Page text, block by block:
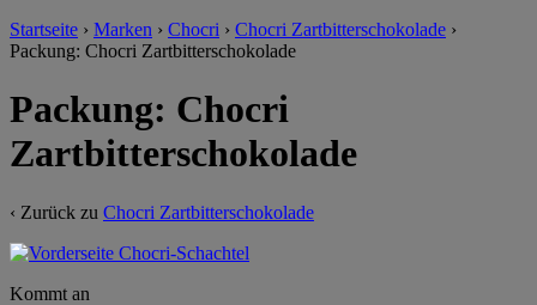
Startseite › Marken › Chocri › Chocri Zartbitterschokolade ›
Packung: Chocri Zartbitterschokolade
Packung: Chocri
Zartbitterschokolade
‹ Zurück zu Chocri Zartbitterschokolade
Kommt an